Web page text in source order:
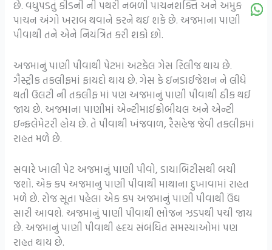
છે. વધુપડતું કીડની ની પથરી નબળી પાચનશક્તિ અને અમુક
પાચન અંગો ખરાબ થવાને કરને થઇ શકે છે. અજમાના પાણી
પીવાથી તને એને નિયંત્રિત કરી શકો છો.
અજમાનું પાણી પીવાથી પેટમાં અટકેલ ગેસ રિલીજ થાય છે.
ગૈસ્ટ્રીક તકલીફમાં ફાયદો થાય છે. ગેસ કે ઇનડાઈજેશન ને લીધે
થતી ઉલટી ની તકલીફ માં પણ અજમાનું પાણી પીવાથી ઠીક થઈ
જાય છે. અજમાના પાણીમાં એન્ટીમાઈક્રોબીયલ અને એન્ટી
ઇન્ફલેમેટરી હોય છે. તે પીવાથી ખંજવાળ, રૈસહેજ જેવી તકલીફમાં
રાહત મળે છે.
સવારે ખાલી પેટ અજમાનું પાણી પીવો, ડાયાબિટીસથી બચી
જશો. એક કપ અજમાનુ પાણી પીવાથી માથાના દુખાવામાં રાહત
મળે છે. રોજ સૂતા પહેલા એક કપ અજમાનું પાણી પીવાથી ઉંઘ
સારી આવશે. અજમાનું પાણી પીવાથી ભોજન ઝડપથી પચી જાય
છે. અજમાનું પાણી પીવાથી હૃદય સંબંધિત સમસ્યાઓમાં પણ
રાહત થાય છે.